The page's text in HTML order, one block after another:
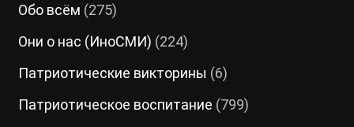
Обо всём (275)
Они о нас (ИноСМИ) (224)
Патриотические викторины (6)
Патриотическое воспитание (799)